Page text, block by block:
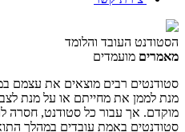
הסטודנט העובד והלומד
מאמרים מועמדים
סטודנטים רבים מוצאים את עצמם
מנת לממן את מחייתם או על מנת
מוקדם. אך עבור כל סטודנט, חסרה
סטודנטים באמת עובדים במהלך